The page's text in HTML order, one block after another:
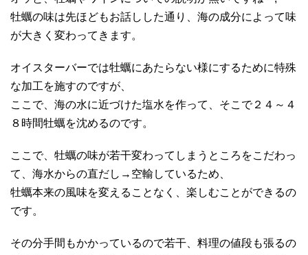
牡蠣の味は先ほどもお話しした通り、海の成分によって味
が大きく変わってきます。
オイスターバーでは牡蠣にあたらない様にするために特殊
な加工を施すのですが、
ここで、海の水に近づけた塩水を作って、そこで２４～４
８時間牡蠣を沈めるのです。
ここで、牡蠣の味が若干変わってしまうところをこだわっ
て、海水からの直だし→空輸しているため、
牡蠣本来の風味を変えることなく、楽しむことができるの
です。
その分手間もかかっているので若干、料理の値段も張るの